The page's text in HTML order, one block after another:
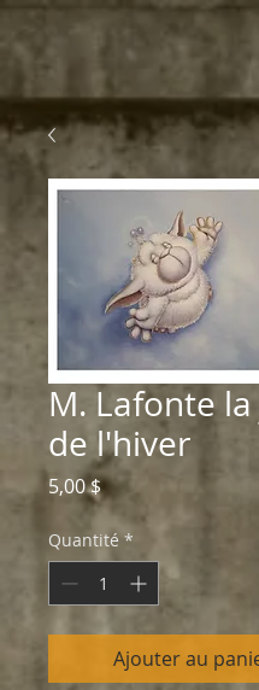
M. Lafonte
de l'hiver
5,00 $Prix
Quantité *
Ajouter au